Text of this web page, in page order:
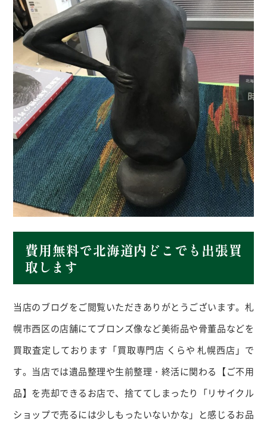
費用無料で北海道内どこでも出張買
取します
当店のブログをご閲覧いただきありがとうございます。札
幌市西区の店舗にてブロンズ像など美術品や骨董品などを
買取査定しております「買取専門店 くらや 札幌西店」で
す。当店では遺品整理や生前整理・終活に関わる【ご不用
品】を売却できるお店で、捨ててしまったり「リサイクル
ショップで売るには少しもったいないかな」と感じるお品